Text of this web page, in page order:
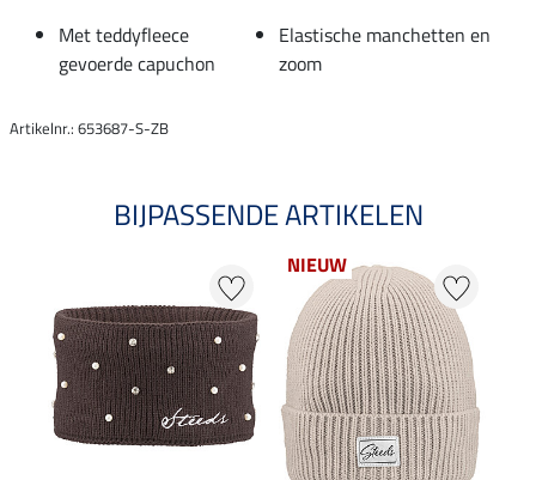
Met teddyfleece
gevoerde capuchon
Elastische manchetten en
zoom
Artikelnr.: 653687-S-ZB
BIJPASSENDE ARTIKELEN
NIEUW